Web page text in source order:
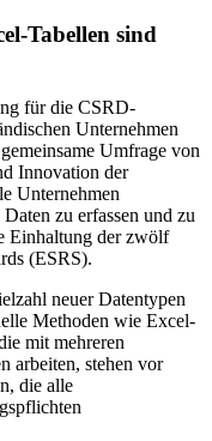
Tabellen sind
für die CSRD-
Unternehmen
Umfrage von
Innovation der
Unternehmen
zu erfassen und zu
Einhaltung der zwölf
(ESRS).
neuer Datentypen
Methoden wie Excel-
mit mehreren
arbeiten, stehen vor
die alle